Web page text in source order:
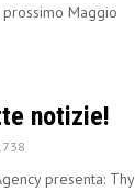
Maggio
notizie!
presenta: Thy